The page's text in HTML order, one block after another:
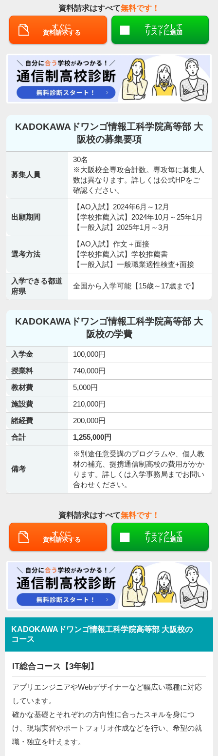
資料請求はすべて無料です！
すぐに
資料請求する
チェックして
リストに追加
KADOKAWAドワンゴ情報工科学院高等部 大
阪校の募集要項
募集人員
30名
※大阪校全専攻合計数。専攻毎に募集人
数は異なります。詳しくは公式HPをご
確認ください。
出願期間
【AO入試】2024年6月～12月
【学校推薦入試】2024年10月～25年1月
【一般入試】2025年1月～3月
選考方法
【AO入試】作文＋面接
【学校推薦入試】学校推薦書
【一般入試】一般職業適性検査+面接
入学できる都道
府県
全国から入学可能【15歳～17歳まで】
KADOKAWAドワンゴ情報工科学院高等部 大
阪校の学費
入学金
100,000円
授業料
740,000円
教材費
5,000円
施設費
210,000円
諸経費
200,000円
合計
1,255,000円
備考
※別途任意受講のプログラムや、個人教
材の補充、提携通信制高校の費用がかか
ります。詳しくは入学事務局までお問い
合わせください。
資料請求はすべて無料です！
すぐに
資料請求する
チェックして
リストに追加
KADOKAWAドワンゴ情報工科学院高等部 大阪校の
コース
IT総合コース【3年制】
アプリエンジニアやWebデザイナーなど幅広い職種に対応
しています。
確かな基礎とそれぞれの方向性に合ったスキルを身につ
け、現場実習やポートフォリオ作成などを行い、希望の就
職・独立を叶えます。